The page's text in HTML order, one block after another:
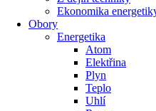
Ekonomika
Obory
Energetika
Atom
Elektřina
Plyn
Teplo
Uhlí